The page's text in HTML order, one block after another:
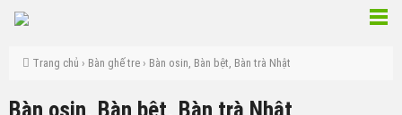
Trang chủ › Bàn ghế tre › Bàn osin, Bàn bệt, Bàn trà Nhật